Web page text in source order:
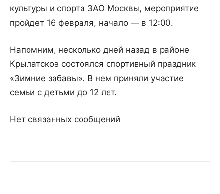
культуры и спорта ЗАО Москвы, мероприятие
пройдет 16 февраля, начало — в 12:00.
Напомним, несколько дней назад в районе
Крылатское состоялся спортивный праздник
«Зимние забавы». В нем приняли участие
семьи с детьми до 12 лет.
Нет связанных сообщений